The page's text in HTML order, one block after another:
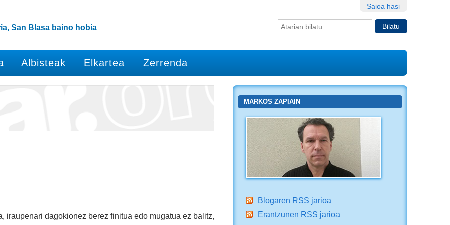
Saioa hasi
Bilatu atarian
San Blasa baino hobia
Albisteak Elkartea Zerrenda
iraupenari dagokionez berez finitua edo mugatua ez balitz,
MARKOS ZAPIAIN
Blogaren RSS jarioa
Erantzunen RSS jarioa